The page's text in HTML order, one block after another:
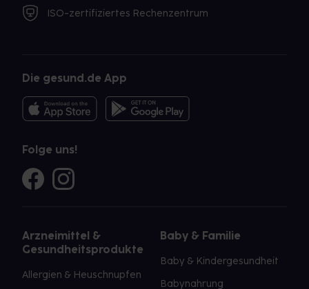
ISO-zertifiziertes Rechenzentrum
Die gesund.de App
Folge uns!
Arzneimittel &
Gesundheitsprodukte
Allergien & Heuschnupfen
Baby & Familie
Baby & Kindergesundheit
Babynahrung